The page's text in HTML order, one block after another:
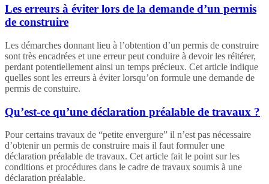
Les erreurs à éviter lors de la demande d’un permis
de construire
Les démarches donnant lieu à l’obtention d’un permis de construire
sont très encadrées et une erreur peut conduire à devoir les réitérer,
perdant potentiellement ainsi un temps précieux. Cet article indique
quelles sont les erreurs à éviter lorsqu’on formule une demande de
permis de constuire.
Qu’est-ce qu’une déclaration préalable de travaux ?
Pour certains travaux de “petite envergure” il n’est pas nécessaire
d’obtenir un permis de construire mais il faut formuler une
déclaration préalable de travaux. Cet article fait le point sur les
conditions et procédures dans le cadre de travaux soumis à une
déclaration préalable.